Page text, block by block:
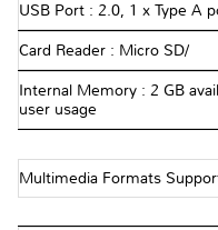
USB Port : 2.0, 1 x Type A
Card Reader : Micro SD/
Internal Memory : 2 GB
user usage
Multimedia Formats